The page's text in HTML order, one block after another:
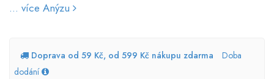
... více Anýzu
Doprava od 59 Kč, od 599 Kč nákupu zdarma
Doba
dodání